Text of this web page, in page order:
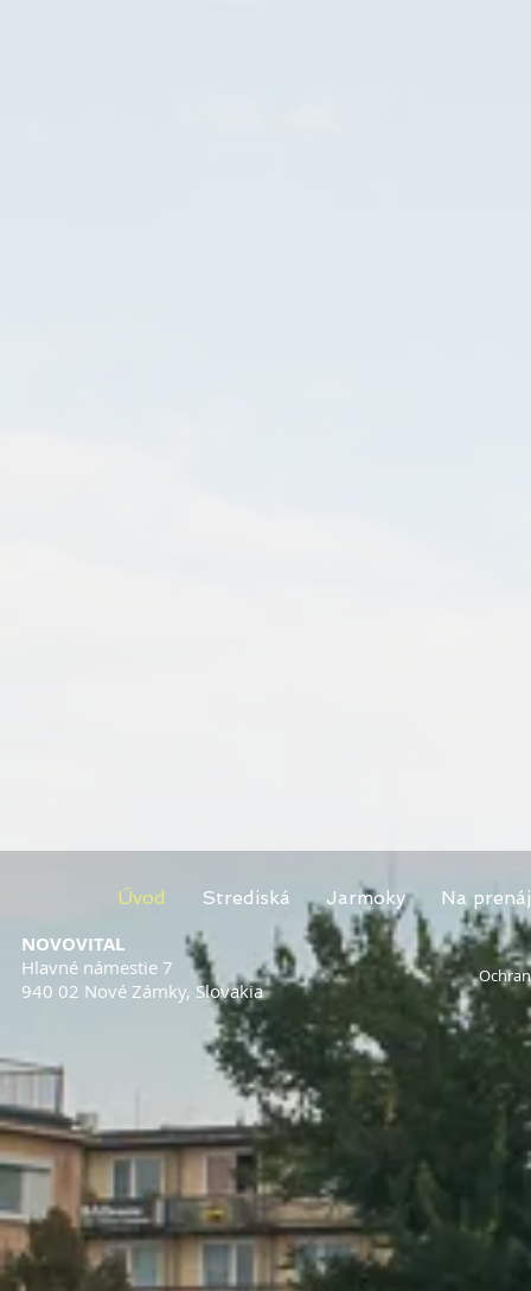
Úvod Strediská Jarmoky Na
NOVOVITAL
Hlavné námestie 7
940 02 Nové Zámky, Slovakia